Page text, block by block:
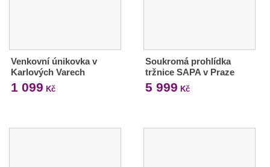
Venkovní únikovka v
Karlových Varech
1 099 Kč
Soukromá prohlídka
tržnice SAPA v Praze
5 999 Kč